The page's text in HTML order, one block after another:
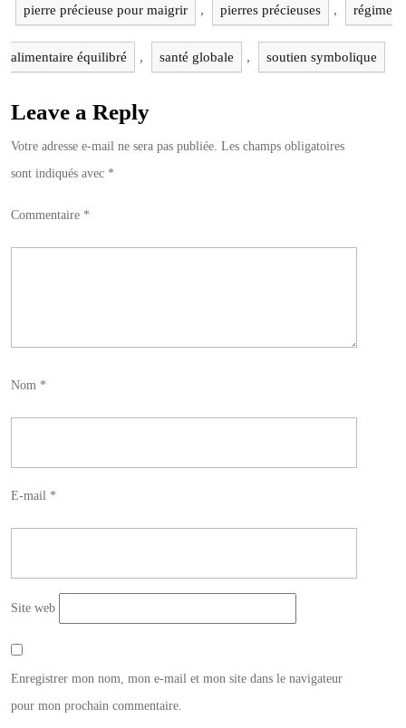
pierre précieuse pour maigrir , pierres précieuses , régime
alimentaire équilibré , santé globale , soutien symbolique
Leave a Reply
Votre adresse e-mail ne sera pas publiée. Les champs obligatoires
sont indiqués avec *
Commentaire *
Nom *
E-mail *
Site web
Enregistrer mon nom, mon e-mail et mon site dans le navigateur
pour mon prochain commentaire.